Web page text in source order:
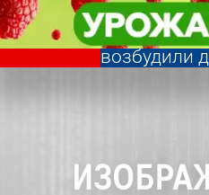
В
«Детского
возбудили
Криминал В
«Детского
возбудили
Криминал
Другие
по теме
Погода
валют в